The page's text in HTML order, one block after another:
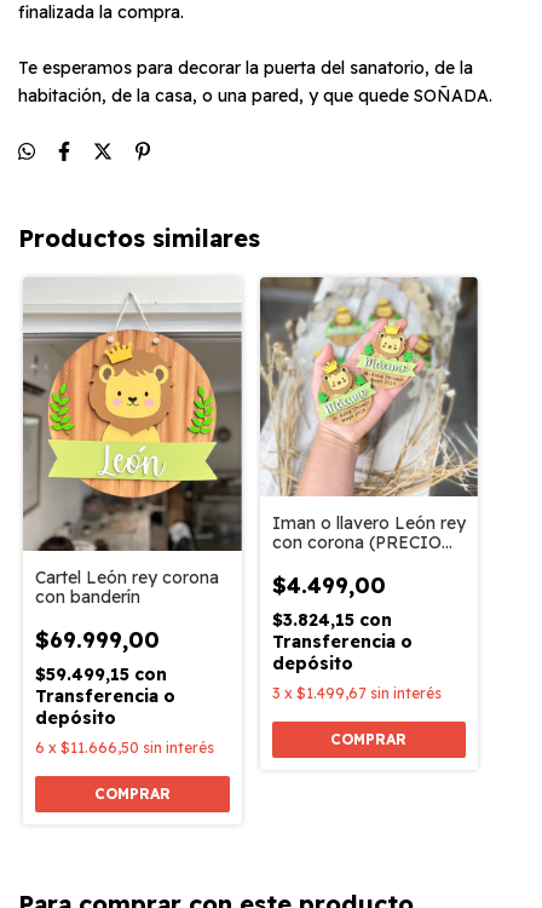
finalizada la compra.
Te esperamos para decorar la puerta del sanatorio, de la
habitación, de la casa, o una pared, y que quede SOÑADA.
Productos similares
Cartel León rey corona
con banderín
$69.999,00
$59.499,15 con
Transferencia o
depósito
6 x $11.666,50 sin interés
COMPRAR
Iman o llavero León rey
con corona (PRECIO
$4.499,00
$3.824,15 con
Transferencia o
depósito
3 x $1.499,67 sin interés